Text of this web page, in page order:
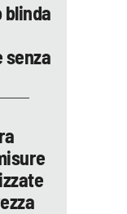
blinda
senza